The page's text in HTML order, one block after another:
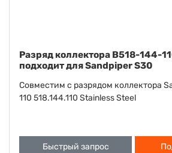
Шайба B901-022-115
Sandpiper S15 S20
Совместима с шайбой Sandpiper S15
901.022.115
Быстрый запрос